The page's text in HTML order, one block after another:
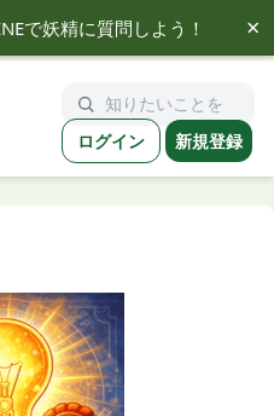
で妖精に質問しよう！ ×
ログイン 新規登録